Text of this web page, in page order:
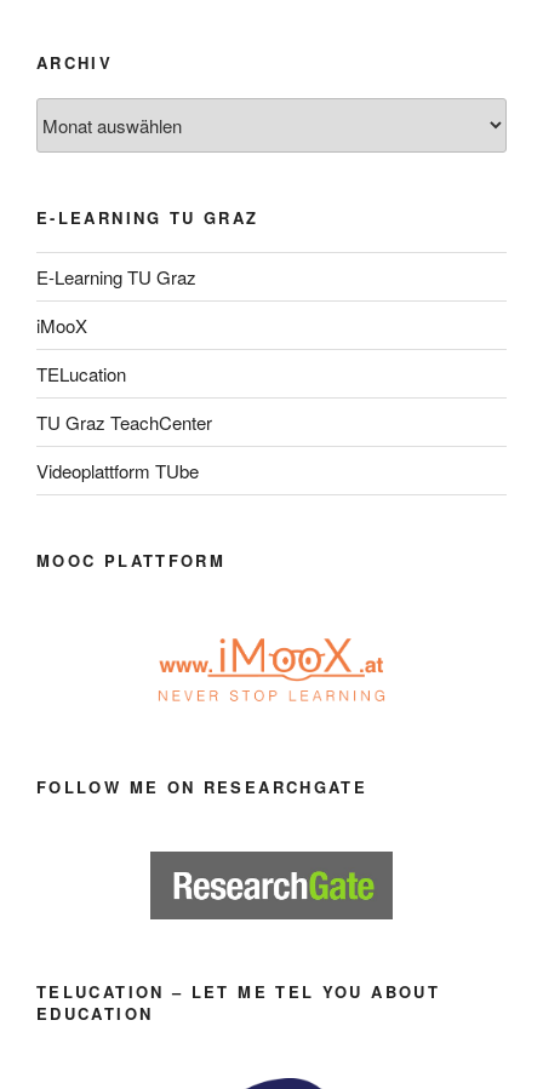
ARCHIV
E-LEARNING TU GRAZ
E-Learning TU Graz
iMooX
TELucation
TU Graz TeachCenter
Videoplattform TUbe
MOOC PLATTFORM
FOLLOW ME ON RESEARCHGATE
TELUCATION – LET ME TEL YOU ABOUT
EDUCATION